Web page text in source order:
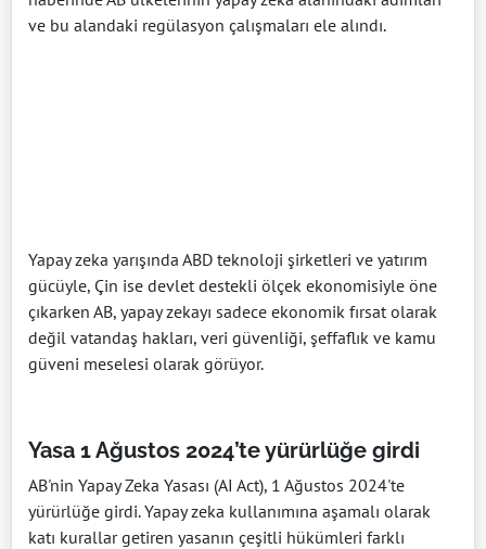
ve bu alandaki regülasyon çalışmaları ele alındı.
Yapay zeka yarışında ABD teknoloji şirketleri ve yatırım
gücüyle, Çin ise devlet destekli ölçek ekonomisiyle öne
çıkarken AB, yapay zekayı sadece ekonomik fırsat olarak
değil vatandaş hakları, veri güvenliği, şeffaflık ve kamu
güveni meselesi olarak görüyor.
Yasa 1 Ağustos 2024’te yürürlüğe girdi
AB'nin Yapay Zeka Yasası (AI Act), 1 Ağustos 2024'te
yürürlüğe girdi. Yapay zeka kullanımına aşamalı olarak
katı kurallar getiren yasanın çeşitli hükümleri farklı